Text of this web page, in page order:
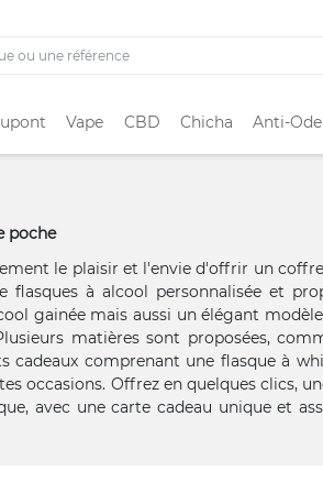
Vape CBD Chicha Anti-
poche
le plaisir et l'envie d'offrir un
à alcool personnalisée et
gainée mais aussi un élégant
matières sont proposées,
cadeaux comprenant une flasque à
occasions. Offrez en quelques clics,
avec une carte cadeau unique et